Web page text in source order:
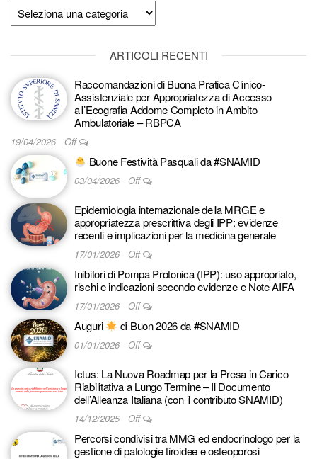
Argomenti
ARTICOLI RECENTI
Raccomandazioni di Buona Pratica Clinico-
Assistenziale per Appropriatezza di Accesso
all’Ecografia Addome Completo in Ambito
Ambulatoriale – RBPCA
19/04/2026 Off
Buone Festività Pasquali da #SNAMID
03/04/2026 Off
Epidemiologia internazionale della MRGE e
appropriatezza prescrittiva degli IPP: evidenze
recenti e implicazioni per la medicina generale
17/01/2026 Off
Inibitori di Pompa Protonica (IPP): uso appropriato,
rischi e indicazioni secondo evidenze e Note AIFA
17/01/2026 Off
Auguri di Buon 2026 da #SNAMID
01/01/2026 Off
Ictus: La Nuova Roadmap per la Presa in Carico
Riabilitativa a Lungo Termine – Il Documento
dell’Alleanza Italiana (con il contributo SNAMID)
14/12/2025 Off
Percorsi condivisi tra MMG ed endocrinologo per la
gestione di patologie tiroidee e osteoporosi